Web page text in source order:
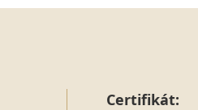
Certifikát: